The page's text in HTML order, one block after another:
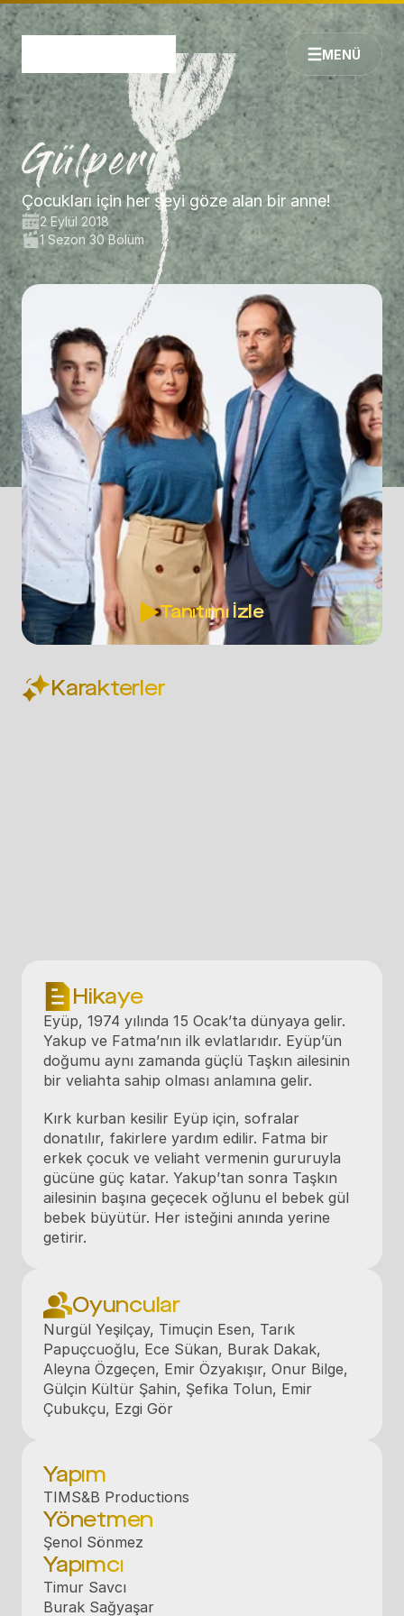
MENÜ
Çocukları için her şeyi göze alan bir anne!
2 Eylül 2018
1 Sezon 30 Bölüm
Tanıtımı İzle
Karakterler
Hikaye
Eyüp, 1974 yılında 15 Ocak’ta dünyaya gelir.
Yakup ve Fatma’nın ilk evlatlarıdır. Eyüp’ün
doğumu aynı zamanda güçlü Taşkın ailesinin
bir veliahta sahip olması anlamına gelir.
Kırk kurban kesilir Eyüp için, sofralar
donatılır, fakirlere yardım edilir. Fatma bir
erkek çocuk ve veliaht vermenin gururuyla
gücüne güç katar. Yakup’tan sonra Taşkın
ailesinin başına geçecek oğlunu el bebek gül
bebek büyütür. Her isteğini anında yerine
getirir.
Oyuncular
Nurgül Yeşilçay, Timuçin Esen, Tarık
Papuçcuoğlu, Ece Sükan, Burak Dakak,
Aleyna Özgeçen, Emir Özyakışır, Onur Bilge,
Gülçin Kültür Şahin, Şefika Tolun, Emir
Çubukçu, Ezgi Gör
Yapım
TIMS&B Productions
Yönetmen
Şenol Sönmez
Yapımcı
Timur Savcı
Burak Sağyaşar